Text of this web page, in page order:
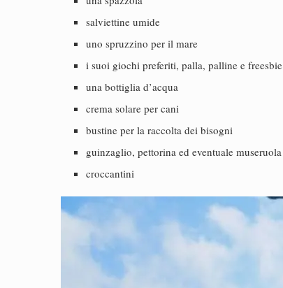
salviettine umide
uno spruzzino per il mare
i suoi giochi preferiti, palla, palline e freesbie
una bottiglia d’acqua
crema solare per cani
bustine per la raccolta dei bisogni
guinzaglio, pettorina ed eventuale museruola
croccantini